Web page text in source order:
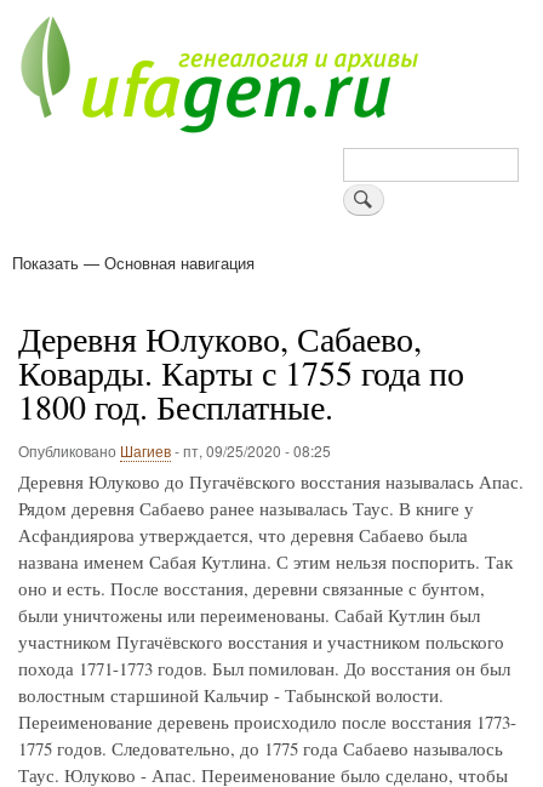
основному
содержанию
Поиск
Основная
Показать — Основная навигация
Деревня Юлуково, Сабаево,
Коварды. Карты с 1755 года по
1800 год. Бесплатные.
Опубликовано Шагиев-пт, 09/25/2020 - 08:25
Деревня Юлуково до Пугачёвского восстания называлась Апас.
Рядом деревня Сабаево ранее называлась Таус. В книге у
Асфандиярова утверждается, что деревня Сабаево была
названа именем Сабая Кутлина. С этим нельзя поспорить. Так
оно и есть. После восстания, деревни связанные с бунтом,
были уничтожены или переименованы. Сабай Кутлин был
участником Пугачёвского восстания и участником польского
похода 1771-1773 годов. Был помилован. До восстания он был
волостным старшиной Кальчир - Табынской волости.
Переименование деревень происходило после восстания 1773-
1775 годов. Следовательно, до 1775 года Сабаево называлось
Таус. Юлуково - Апас. Переименование было сделано, чтобы